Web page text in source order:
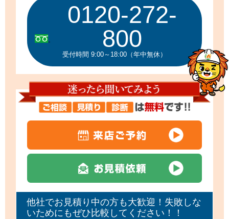
0120-272-
800
受付時間 9:00～18:00（年中無休）
他社でお見積り中の方も大歓迎！失敗しな
いためにもぜひ比較してください！！